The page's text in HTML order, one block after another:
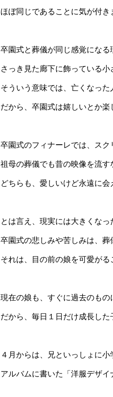
ほぼ同じであることに気が付き
卒園式と葬儀が同じ感覚になる
さっき見た廊下に飾っている
そういう意味では、亡くなった
だから、卒園式は嬉しいとか楽
卒園式のフィナーレでは、スク
祖母の葬儀でも昔の映像を流す
どちらも、愛しいけど永遠に会
とは言え、現実には大きくなっ
卒園式の悲しみや苦しみは、葬
それは、目の前の娘を可愛がる
現在の娘も、すぐに過去のもの
だから、毎日１日だけ成長した
４月からは、兄といっしょに小
アルバムに書いた「洋服デザイ